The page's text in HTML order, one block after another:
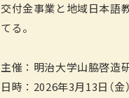
交付金事業と地域日本語
てる。
主催：明治大学山脇啓造
日時：2026年3月13日（金